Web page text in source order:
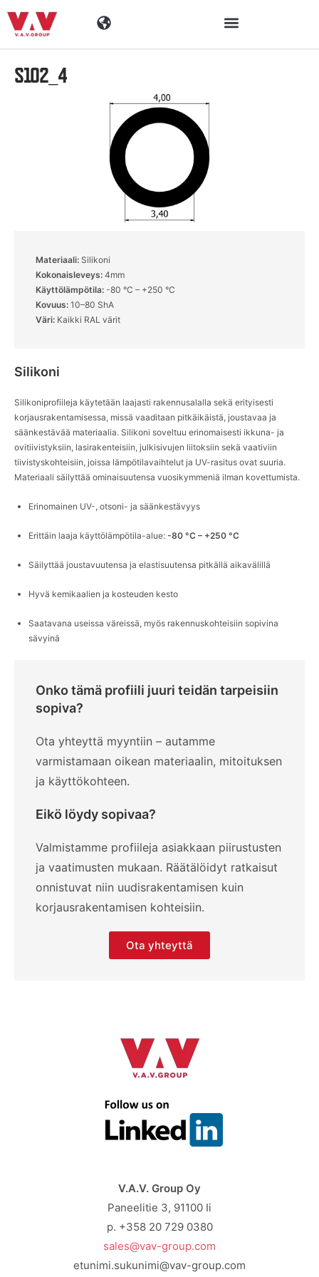
Tuotteet
Yhteystiedot
S102_4
Materiaali: Silikoni
Kokonaisleveys: 4mm
Käyttölämpötila: -80 °C – +250 °C
Kovuus: 10–80 ShA
Väri: Kaikki RAL värit
Silikoni
Silikoniprofiileja käytetään laajasti rakennusalalla sekä erityisesti
korjausrakentamisessa, missä vaaditaan pitkäikäistä, joustavaa ja
säänkestävää materiaalia. Silikoni soveltuu erinomaisesti ikkuna- ja
ovitiivistyksiin, lasirakenteisiin, julkisivujen liitoksiin sekä vaativiin
tiivistyskohteisiin, joissa lämpötilavaihtelut ja UV-rasitus ovat suuria.
Materiaali säilyttää ominaisuutensa vuosikymmeniä ilman kovettumista.
Erinomainen UV-, otsoni- ja säänkestävyys
Erittäin laaja käyttölämpötila-alue: -80 °C – +250 °C
Säilyttää joustavuutensa ja elastisuutensa pitkällä aikavälillä
Hyvä kemikaalien ja kosteuden kesto
Saatavana useissa väreissä, myös rakennuskohteisiin sopivina
sävyinä
Onko tämä profiili juuri teidän tarpeisiin
sopiva?
Ota yhteyttä myyntiin – autamme
varmistamaan oikean materiaalin, mitoituksen
ja käyttökohteen.
Eikö löydy sopivaa?
Valmistamme profiileja asiakkaan piirustusten
ja vaatimusten mukaan. Räätälöidyt ratkaisut
onnistuvat niin uudisrakentamisen kuin
korjausrakentamisen kohteisiin.
Ota yhteyttä
V.A.V. Group Oy
Paneelitie 3, 91100 Ii
p. +358 20 729 0380
sales@vav-group.com
etunimi.sukunimi@vav-group.com